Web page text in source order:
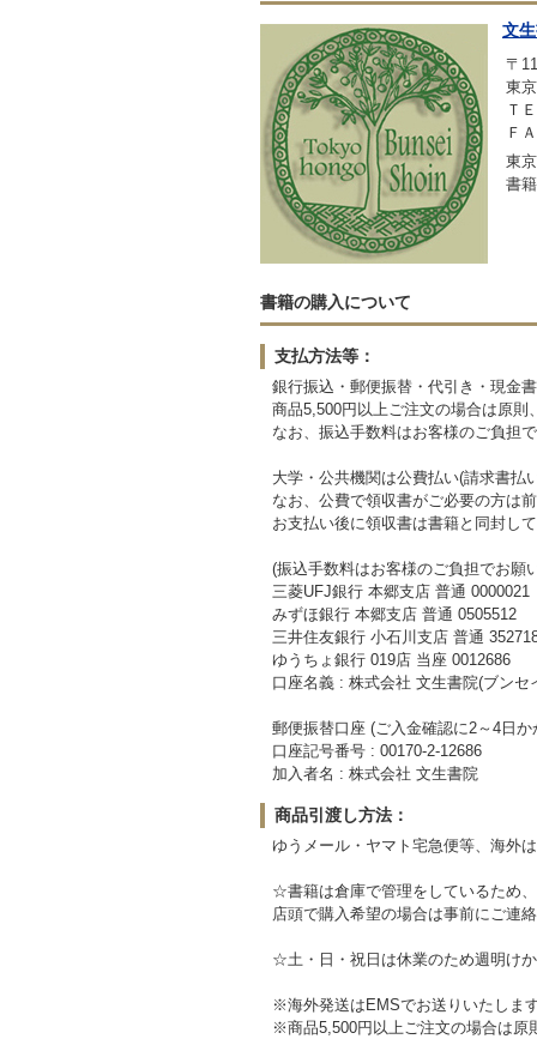
文
〒
東
Ｔ
Ｆ
東
書
書籍の購入について
支払方法等：
銀行振込・郵便振替・代引き・現金
商品5,500円以上ご注文の場合は原
なお、振込手数料はお客様のご負担
大学・公共機関は公費払い(請求書払
なお、公費で領収書がご必要の方は
お支払い後に領収書は書籍と同封し
(振込手数料はお客様のご負担でお願
三菱UFJ銀行 本郷支店 普通 0000021
みずほ銀行 本郷支店 普通 0505512
三井住友銀行 小石川支店 普通
ゆうちょ銀行 019店 当座 0012686
口座名義 : 株式会社 文生書院(ブンセ
郵便振替口座 (ご入金確認に2～4日か
口座記号番号 : 00170-2-12686
加入者名 : 株式会社 文生書院
商品引渡し方法：
ゆうメール・ヤマト宅急便等、海外
☆書籍は倉庫で管理をしているため
店頭で購入希望の場合は事前にご連
☆土・日・祝日は休業のため週明け
※海外発送はEMSでお送りいたしま
※商品5,500円以上ご注文の場合は原